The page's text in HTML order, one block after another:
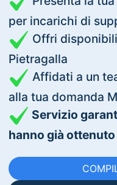
per incarichi di
Offri
Pietragalla
Affidati a un
alla tua domanda
Servizio
hanno già